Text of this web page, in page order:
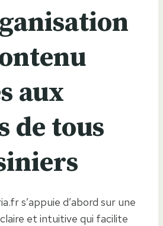
aux
de tous
s’appuie d’abord sur une
et intuitive qui facilite